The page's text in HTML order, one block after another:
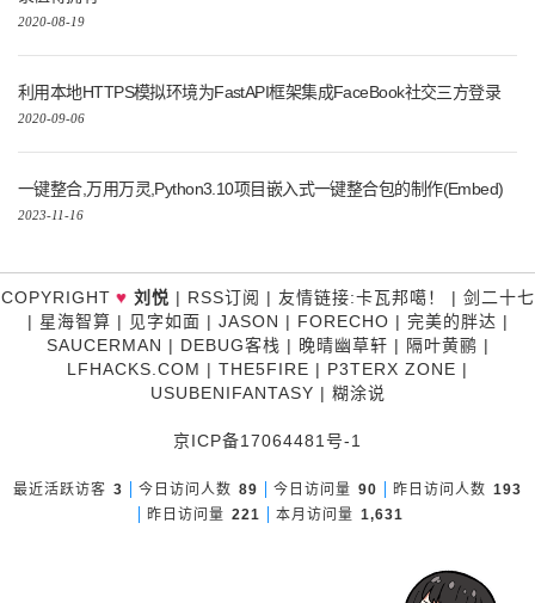
2020-08-19
利用本地HTTPS模拟环境为FastAPI框架集成FaceBook社交三方登录
2020-09-06
一键整合,万用万灵,Python3.10项目嵌入式一键整合包的制作(Embed)
2023-11-16
COPYRIGHT♥ 刘悦 | RSS订阅 | 友情链接:卡瓦邦噶！ | 剑二十七
| 星海智算 | 见字如面 | JASON | FORECHO | 完美的胖达 |
SAUCERMAN | DEBUG客栈 | 晚晴幽草轩 | 隔叶黄鹂 |
LFHACKS.COM | THE5FIRE | P3TERX ZONE |
USUBENIFANTASY | 糊涂说
京ICP备17064481号-1
最近活跃访客 3 今日访问人数 89 今日访问量 90 昨日访问人数 193
昨日访问量 221 本月访问量 1,631